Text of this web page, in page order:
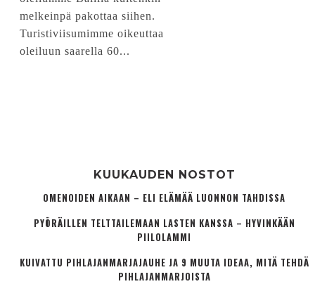
melkeinpä pakottaa siihen.
Turistiviisumimme oikeuttaa
oleiluun saarella 60...
KUUKAUDEN NOSTOT
OMENOIDEN AIKAAN – ELI ELÄMÄÄ LUONNON TAHDISSA
PYÖRÄILLEN TELTTAILEMAAN LASTEN KANSSA – HYVINKÄÄN
PIILOLAMMI
KUIVATTU PIHLAJANMARJAJAUHE JA 9 MUUTA IDEAA, MITÄ TEHDÄ
PIHLAJANMARJOISTA